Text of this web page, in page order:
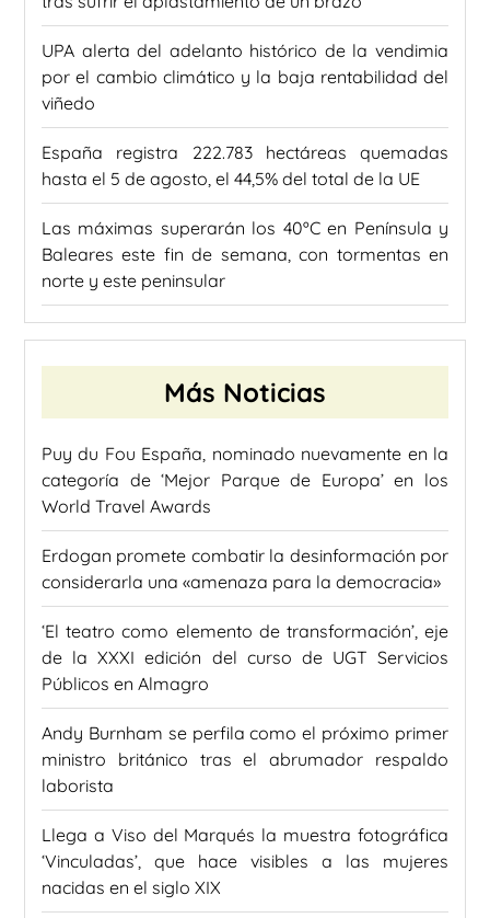
UPA alerta del adelanto histórico de la vendimia
por el cambio climático y la baja rentabilidad del
viñedo
España registra 222.783 hectáreas quemadas
hasta el 5 de agosto, el 44,5% del total de la UE
Las máximas superarán los 40ºC en Península y
Baleares este fin de semana, con tormentas en
norte y este peninsular
Más Noticias
Puy du Fou España, nominado nuevamente en la
categoría de ‘Mejor Parque de Europa’ en los
World Travel Awards
Erdogan promete combatir la desinformación por
considerarla una «amenaza para la democracia»
‘El teatro como elemento de transformación’, eje
de la XXXI edición del curso de UGT Servicios
Públicos en Almagro
Andy Burnham se perfila como el próximo primer
ministro británico tras el abrumador respaldo
laborista
Llega a Viso del Marqués la muestra fotográfica
‘Vinculadas’, que hace visibles a las mujeres
nacidas en el siglo XIX